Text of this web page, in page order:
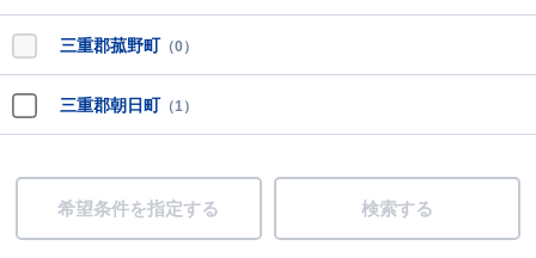
三重郡菰野町 （0）
三重郡朝日町 （1）
希望条件を指定する 検索する